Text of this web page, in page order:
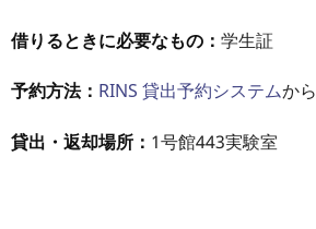
借りるときに必要なもの： 学生証
予約方法： RINS 貸出予約システムか
貸出・返却場所： 1号館443実験室